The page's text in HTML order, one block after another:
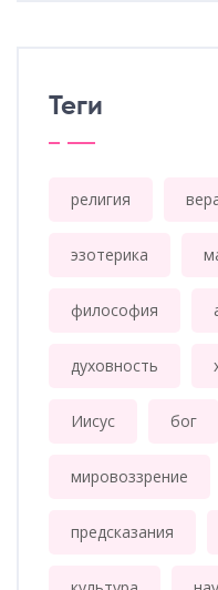
Теги
религия
эзотерика
философия
духовность
Иисус бог
мировоззрение
предсказания